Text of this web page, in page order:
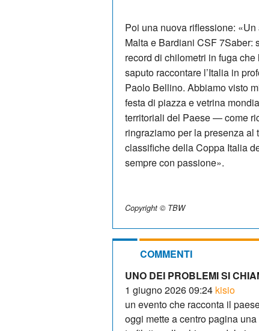
Poi una nuova riflessione:
Malta e Bardiani CSF 7Saber:
record di chilometri in fuga
saputo raccontare l’Italia in
Paolo Bellino. Abbiamo visto
festa di piazza e vetrina
territoriali del Paese — come
ringraziamo per la presenza
classifiche della Coppa Italia
sempre con passione».
Copyright © TBW
COMMENTI
UNO DEI PROBLEMI SI
1 giugno 2026 09:24 kisio
un evento che racconta il
oggi mette a centro pagina